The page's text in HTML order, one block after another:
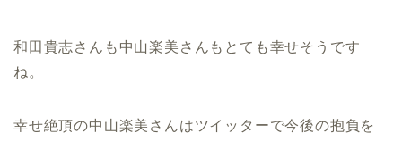
和田貴志さんも中山楽美さんもとても幸せそうです
ね。
幸せ絶頂の中山楽美さんはツイッターで今後の抱負を